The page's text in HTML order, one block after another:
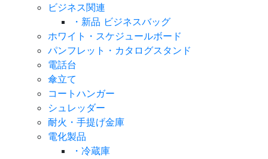
ビジネス関連
・新品 ビジネスバッグ
ホワイト・スケジュールボード
パンフレット・カタログスタンド
電話台
傘立て
コートハンガー
シュレッダー
耐火・手提げ金庫
電化製品
・冷蔵庫